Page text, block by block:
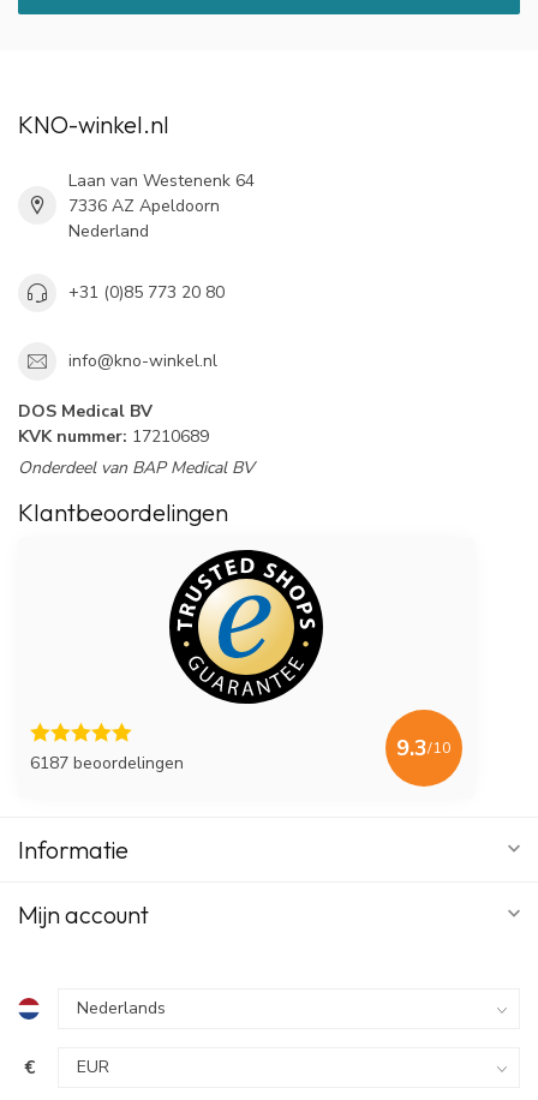
KNO-winkel.nl
Laan van Westenenk 64
7336 AZ Apeldoorn
Nederland
+31 (0)85 773 20 80
info@kno-winkel.nl
DOS Medical BV
KVK nummer: 17210689
Onderdeel van BAP Medical BV
Klantbeoordelingen
6187 beoordelingen
9.3/10
Informatie
Mijn account
€